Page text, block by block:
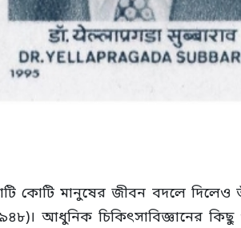
কোটি মানুষের জীবন বদলে দিলেও
আধুনিক চিকিৎসাবিজ্ঞানের কিছু